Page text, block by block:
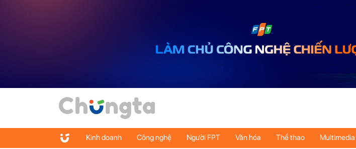
Kinh doanh Công nghệ Người FPT Văn hóa Thể thao Multimedia